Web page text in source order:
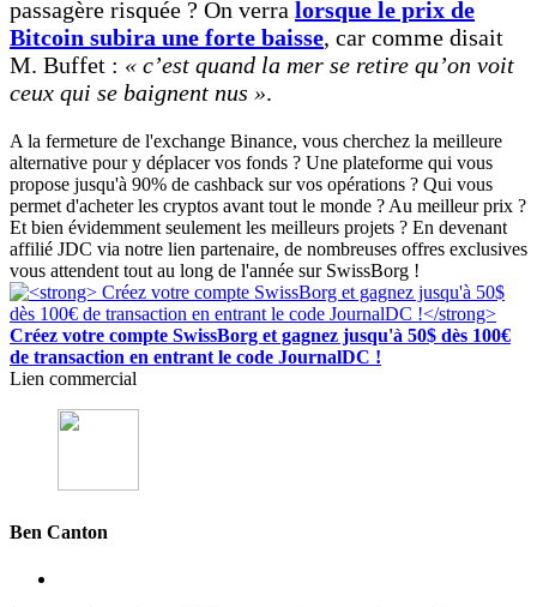
passagère risquée ? On verra lorsque le prix de
Bitcoin subira une forte baisse, car comme disait
M. Buffet : « c’est quand la mer se retire qu’on voit
ceux qui se baignent nus ».
A la fermeture de l'exchange Binance, vous cherchez la meilleure
alternative pour y déplacer vos fonds ? Une plateforme qui vous
propose jusqu'à 90% de cashback sur vos opérations ? Qui vous
permet d'acheter les cryptos avant tout le monde ? Au meilleur prix ?
Et bien évidemment seulement les meilleurs projets ? En devenant
affilié JDC via notre lien partenaire, de nombreuses offres exclusives
vous attendent tout au long de l'année sur SwissBorg !
Créez votre compte SwissBorg et gagnez jusqu'à 50$ dès 100€
de transaction en entrant le code JournalDC !
Lien commercial
Ben Canton